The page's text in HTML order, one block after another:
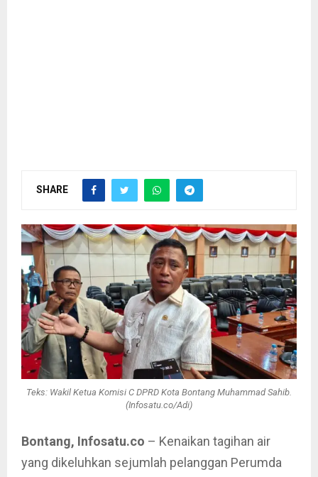
SHARE
Teks: Wakil Ketua Komisi C DPRD Kota Bontang Muhammad Sahib.
(Infosatu.co/Adi)
Bontang, Infosatu.co – Kenaikan tagihan air
yang dikeluhkan sejumlah pelanggan Perumda